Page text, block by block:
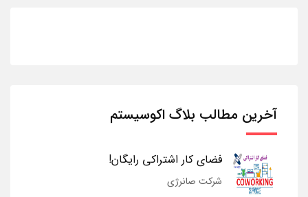
آخرین مطالب بلاگ اکوسیستم
فضای کار اشتراکی رایگان!
شرکت صانرژی